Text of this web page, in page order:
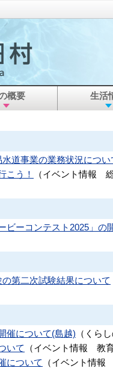
概要 生活
道事業の業務状況につい
こう！
（イベント情報
ビーコンテスト2025」の
第二次試験結果について
催について(島越) （ くら
いて
（イベント情報 教
について
（イベント情報